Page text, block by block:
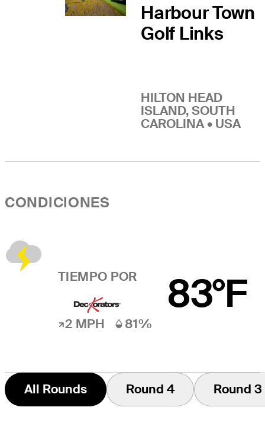
Harbour Town
Golf Links
HILTON HEAD
ISLAND, SOUTH
CAROLINA • USA
CONDICIONES
TIEMPO POR
2 MPH 81%
83°F
All Rounds Round 4 Round 3